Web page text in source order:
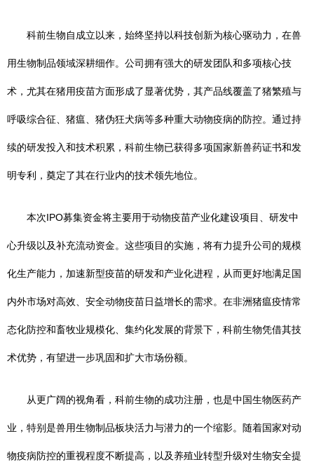
科前生物自成立以来，始终坚持以科技创新为核心驱动力，在兽
用生物制品领域深耕细作。公司拥有强大的研发团队和多项核心技
术，尤其在猪用疫苗方面形成了显著优势，其产品线覆盖了猪繁殖与
呼吸综合征、猪瘟、猪伪狂犬病等多种重大动物疫病的防控。通过持
续的研发投入和技术积累，科前生物已获得多项国家新兽药证书和发
明专利，奠定了其在行业内的技术领先地位。
本次IPO募集资金将主要用于动物疫苗产业化建设项目、研发中
心升级以及补充流动资金。这些项目的实施，将有力提升公司的规模
化生产能力，加速新型疫苗的研发和产业化进程，从而更好地满足国
内外市场对高效、安全动物疫苗日益增长的需求。在非洲猪瘟疫情常
态化防控和畜牧业规模化、集约化发展的背景下，科前生物凭借其技
术优势，有望进一步巩固和扩大市场份额。
从更广阔的视角看，科前生物的成功注册，也是中国生物医药产
业，特别是兽用生物制品板块活力与潜力的一个缩影。随着国家对动
物疫病防控的重视程度不断提高，以及养殖业转型升级对生物安全提